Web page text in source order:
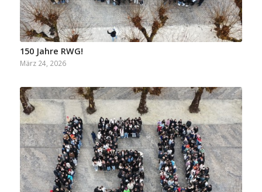
150 Jahre RWG!
März 24, 2026